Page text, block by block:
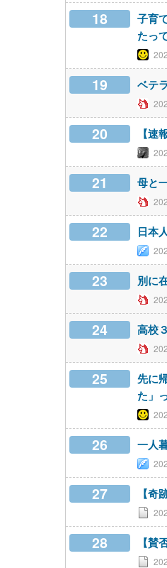
18
子育
たっ
19 ベテ
20 【
21 母と
22 日本
23 別に
24 高校
25
先に
た」
26 一人
27 【
28 【